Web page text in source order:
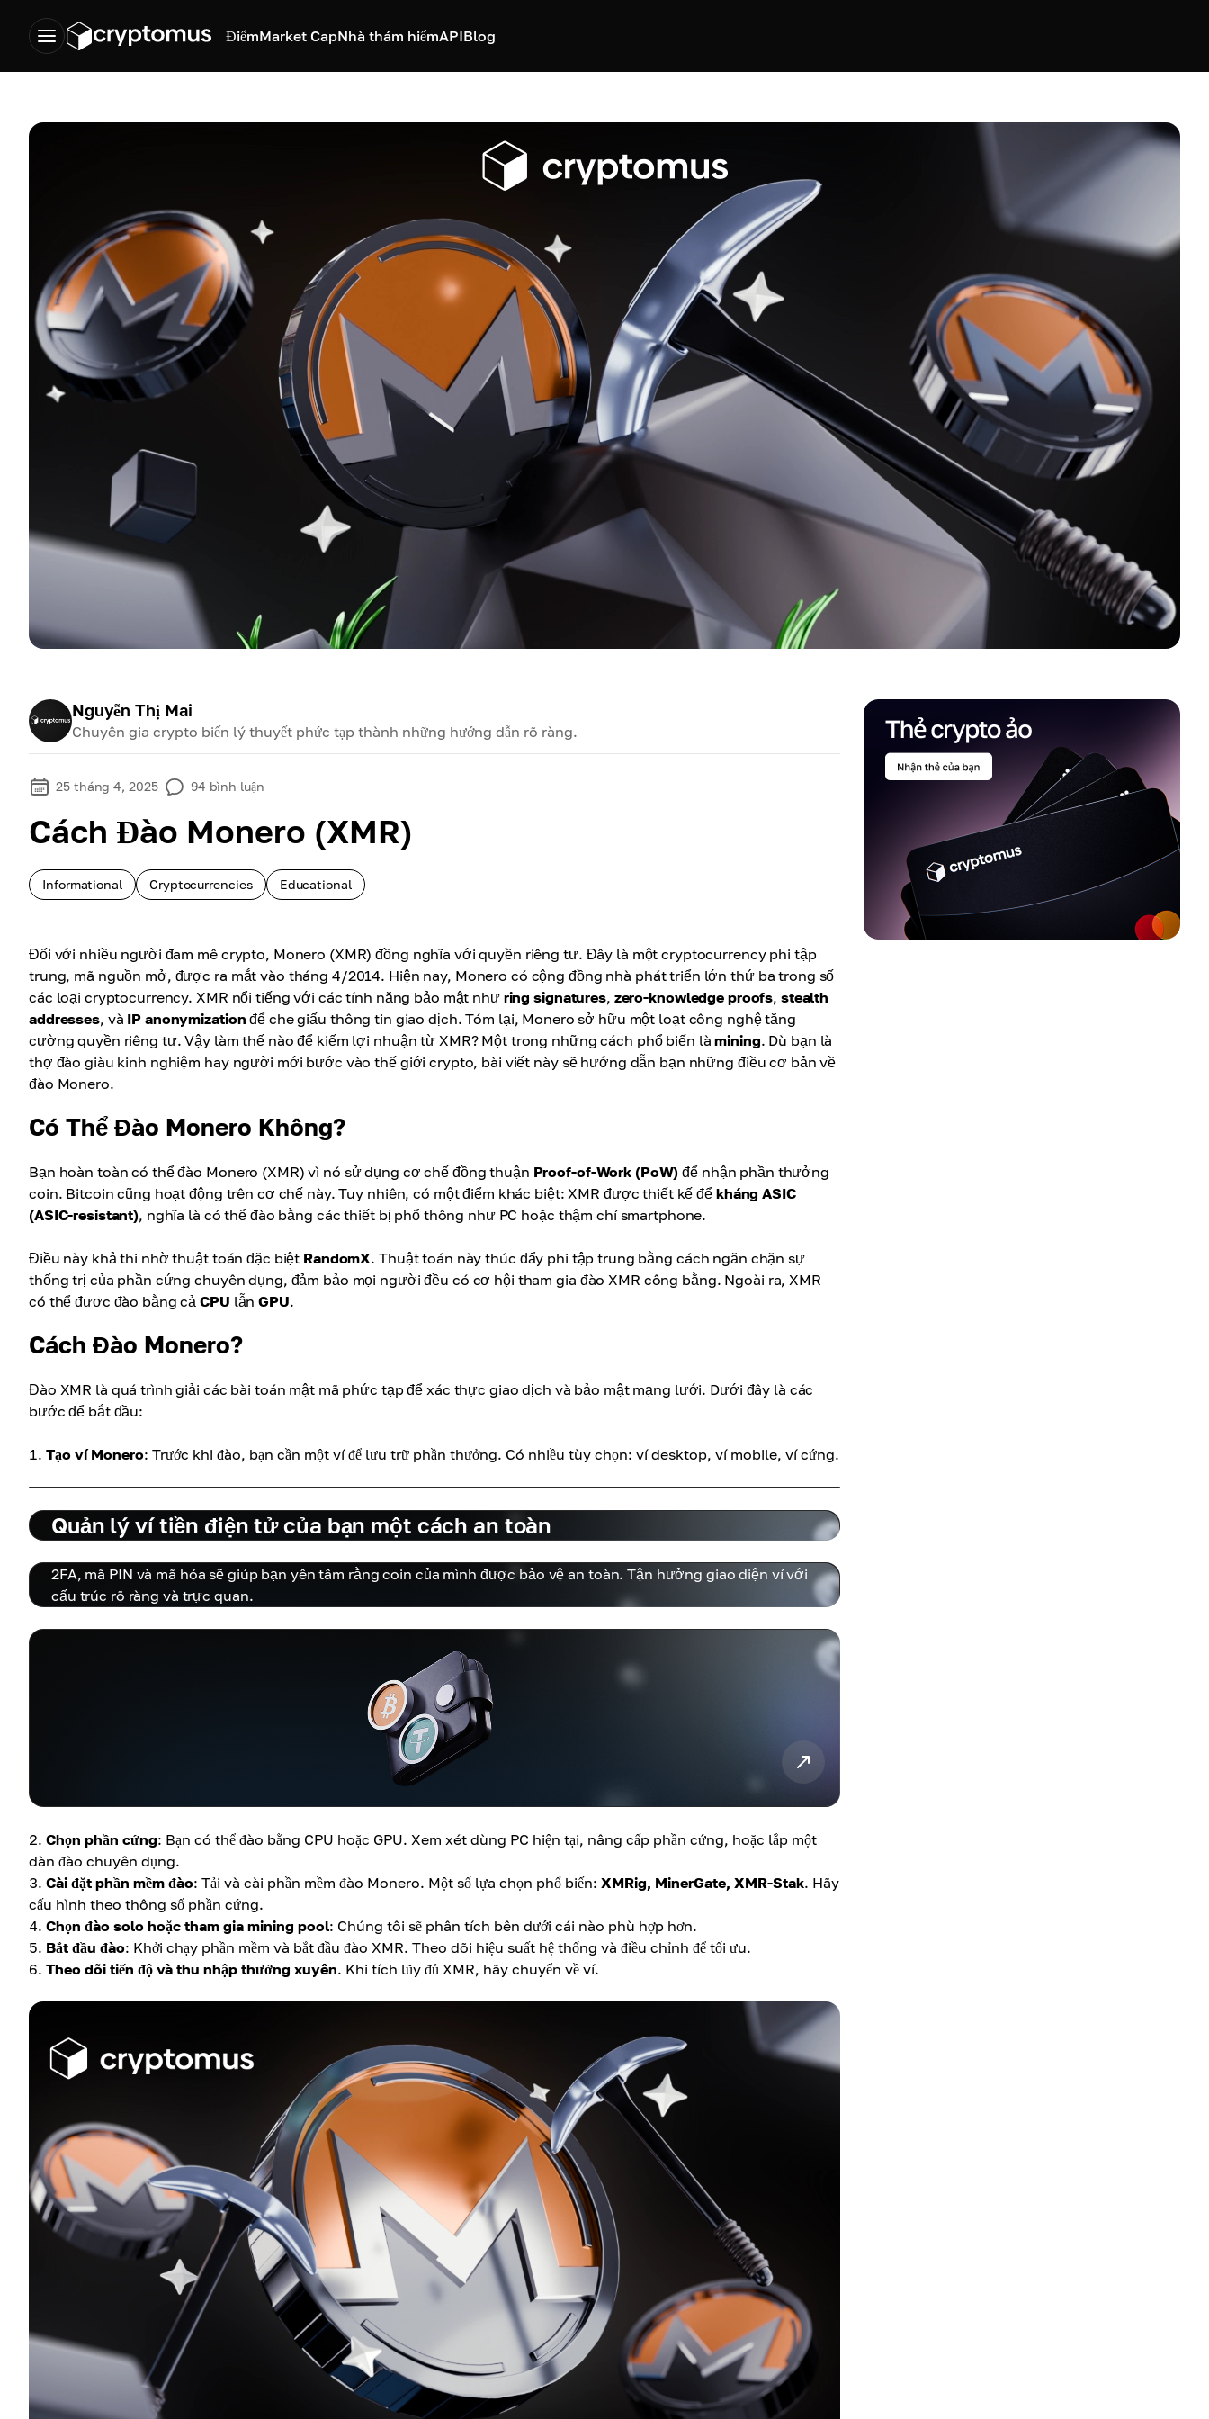
ĐiểmMarket CapNhà thám hiểmAPIBlog
Nguyễn Thị Mai
Chuyên gia crypto biến lý thuyết phức tạp thành những hướng dẫn rõ ràng.
25 tháng 4, 2025 94 bình luận
Cách Đào Monero (XMR)
Informational Cryptocurrencies Educational
Đối với nhiều người đam mê crypto, Monero (XMR) đồng nghĩa với quyền riêng tư. Đây là một cryptocurrency phi tập
trung, mã nguồn mở, được ra mắt vào tháng 4/2014. Hiện nay, Monero có cộng đồng nhà phát triển lớn thứ ba trong số
các loại cryptocurrency. XMR nổi tiếng với các tính năng bảo mật như ring signatures, zero-knowledge proofs, stealth
addresses, và IP anonymization để che giấu thông tin giao dịch. Tóm lại, Monero sở hữu một loạt công nghệ tăng
cường quyền riêng tư. Vậy làm thế nào để kiếm lợi nhuận từ XMR? Một trong những cách phổ biến làmining. Dù bạn là
thợ đào giàu kinh nghiệm hay người mới bước vào thế giới crypto, bài viết này sẽ hướng dẫn bạn những điều cơ bản về
đào Monero.
Có Thể Đào Monero Không?
Bạn hoàn toàn có thể đào Monero (XMR) vì nó sử dụng cơ chế đồng thuận Proof-of-Work (PoW) để nhận phần thưởng
coin. Bitcoin cũng hoạt động trên cơ chế này. Tuy nhiên, có một điểm khác biệt: XMR được thiết kế để kháng ASIC
(ASIC-resistant), nghĩa là có thể đào bằng các thiết bị phổ thông như PC hoặc thậm chí smartphone.
Điều này khả thi nhờ thuật toán đặc biệt RandomX. Thuật toán này thúc đẩy phi tập trung bằng cách ngăn chặn sự
thống trị của phần cứng chuyên dụng, đảm bảo mọi người đều có cơ hội tham gia đào XMR công bằng. Ngoài ra, XMR
có thể được đào bằng cảCPU lẫnGPU.
Cách Đào Monero?
Đào XMR là quá trình giải các bài toán mật mã phức tạp để xác thực giao dịch và bảo mật mạng lưới. Dưới đây là các
bước để bắt đầu:
Tạo ví Monero: Trước khi đào, bạn cần một ví để lưu trữ phần thưởng. Có nhiều tùy chọn: ví desktop, ví mobile, ví cứng.
Quản lý ví tiền điện tử của bạn một cách an toàn
2FA, mã PIN và mã hóa sẽ giúp bạn yên tâm rằng coin của mình được bảo vệ an toàn. Tận hưởng giao diện ví với
cấu trúc rõ ràng và trực quan.
Chọn phần cứng: Bạn có thể đào bằng CPU hoặc GPU. Xem xét dùng PC hiện tại, nâng cấp phần cứng, hoặc lắp một
dàn đào chuyên dụng.
Cài đặt phần mềm đào: Tải và cài phần mềm đào Monero. Một số lựa chọn phổ biến: XMRig, MinerGate, XMR-Stak. Hãy
cấu hình theo thông số phần cứng.
Chọn đào solo hoặc tham gia mining pool: Chúng tôi sẽ phân tích bên dưới cái nào phù hợp hơn.
Bắt đầu đào: Khởi chạy phần mềm và bắt đầu đào XMR. Theo dõi hiệu suất hệ thống và điều chỉnh để tối ưu.
Theo dõi tiến độ và thu nhập thường xuyên. Khi tích lũy đủ XMR, hãy chuyển về ví.